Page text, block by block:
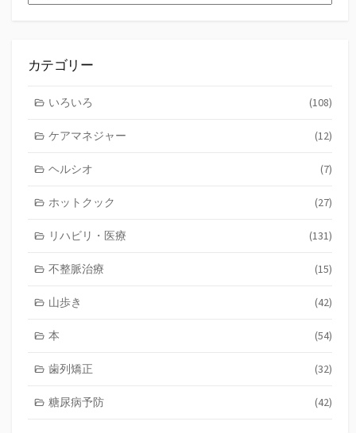
記
カテゴリー
いろいろ (108)
ケアマネジャー (12)
ヘルシオ (7)
ホットクック (27)
リハビリ・医療 (131)
不整脈治療 (15)
山歩き (42)
本 (54)
歯列矯正 (32)
糖尿病予防 (42)